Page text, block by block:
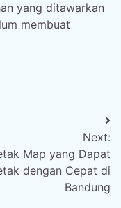
yang ditawarkan
membuat
Next:
Map yang Dapat
dengan Cepat di
Bandung